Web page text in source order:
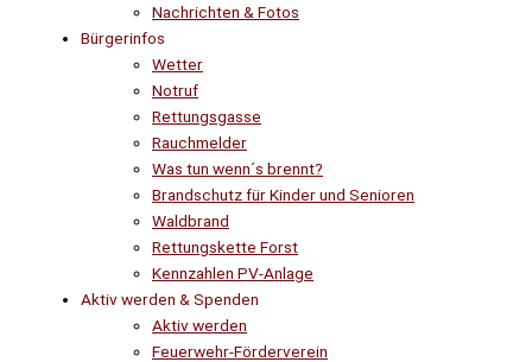
Nachrichten & Fotos
Bürgerinfos
Wetter
Notruf
Rettungsgasse
Rauchmelder
Was tun wenn´s brennt?
Brandschutz für Kinder und Senioren
Waldbrand
Rettungskette Forst
Kennzahlen PV-Anlage
Aktiv werden & Spenden
Aktiv werden
Feuerwehr-Förderverein